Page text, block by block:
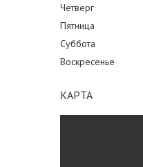
Четверг
Пятница
Суббота
Воскресенье
КАРТА